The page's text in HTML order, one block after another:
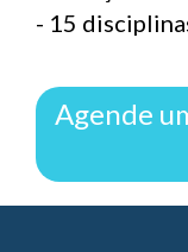
- 15
Agende